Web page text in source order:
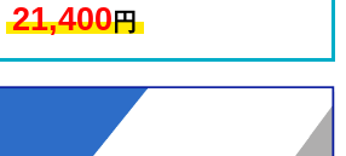
21,400円